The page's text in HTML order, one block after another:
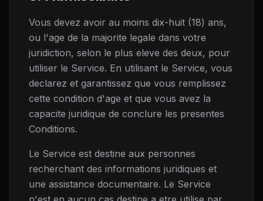
Vous devez avoir au moins dix-huit (18) ans,
ou l'age de la majorite legale dans votre
juridiction, selon le plus eleve des deux, pour
utiliser le Service. En utilisant le Service, vous
declarez et garantissez que vous remplissez
cette condition d'age et que vous avez la
capacite juridique de conclure les presentes
Conditions.
Le Service est destine aux personnes
recherchant des informations juridiques et
une assistance documentaire. Le Service